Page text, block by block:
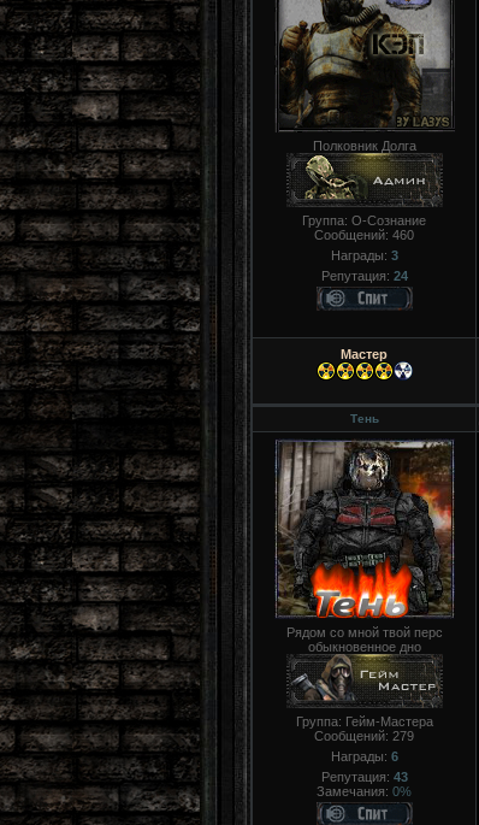
Полковник Долга
Группа: О-Сознание
Сообщений: 460
Награды: 3
Репутация: 24
Мастер
Тень
Рядом со мной твой перс
обыкновенное дно
Группа: Гейм-Мастера
Сообщений: 279
Награды: 6
Репутация: 43
Замечания: 0%